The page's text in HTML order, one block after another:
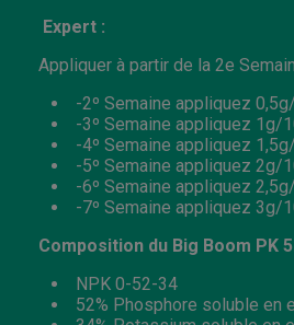
Expert :
Appliquer à partir de la 2e
-2º Semaine appliquez
-3º Semaine appliquez 1g/
-4º Semaine appliquez
-5º Semaine appliquez 2g/
-6º Semaine appliquez
-7º Semaine appliquez 3g/
Composition du Big Boom PK
NPK 0-52-34
52% Phosphore soluble en